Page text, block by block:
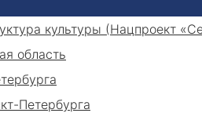
культуры (Нацпроект
область
Петербурга